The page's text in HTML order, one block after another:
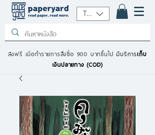
THB (฿)
ส่งฟรี เมื่อทำรายการสั่งซื้อ 900 บาทขึ้นไปมีบริการเก็บ
เงินปลายทาง (COD)